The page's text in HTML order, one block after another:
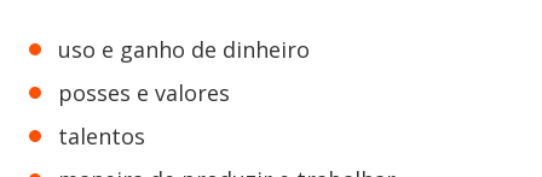
uso e ganho de dinheiro
posses e valores
talentos